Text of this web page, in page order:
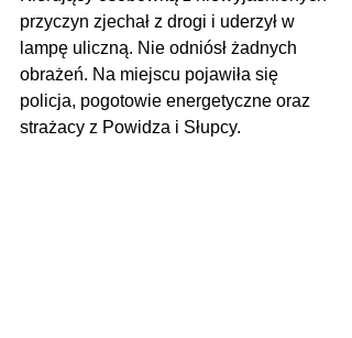
przyczyn zjechał z drogi i uderzył w
lampę uliczną. Nie odniósł żadnych
obrażeń. Na miejscu pojawiła się
policja, pogotowie energetyczne oraz
strażacy z Powidza i Słupcy.